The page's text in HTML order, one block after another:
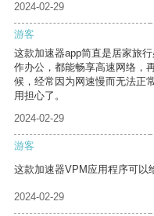
2024-02-29
游客
这款加速器app简直是居家旅
作办公，都能畅享高速网络，
候，经常因为网速慢而无法正
用担心了。
2024-02-29
游客
这款加速器VPM应用程序可以
2024-02-29